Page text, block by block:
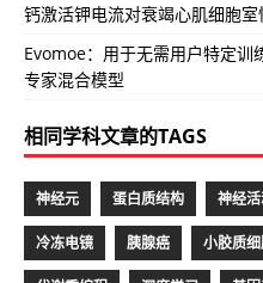
钙激活钾电流对衰竭心肌细胞
Evomoe：用于无需用户特定训
专家混合模型
相同学科文章的TAGS
神经元 蛋白质结构 神经
冷冻电镜 胰腺癌 小胶质